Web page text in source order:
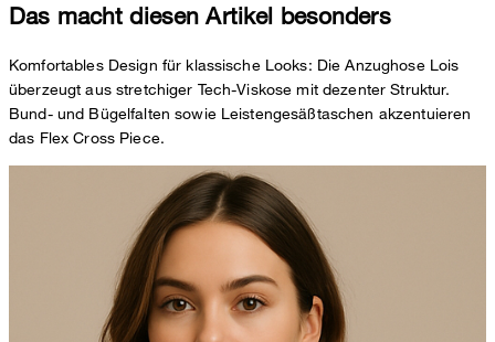
Das macht diesen Artikel besonders
Komfortables Design für klassische Looks: Die Anzughose Lois
überzeugt aus stretchiger Tech-Viskose mit dezenter Struktur.
Bund- und Bügelfalten sowie Leistengesäßtaschen akzentuieren
das Flex Cross Piece.